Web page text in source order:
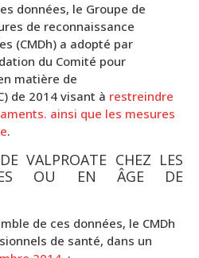
données, le Groupe de
de reconnaissance
(CMDh) a adopté par
du Comité pour
matière de
de 2014 visant à restreindre
ainsi que les mesures
.
VALPROATE CHEZ LES
OU EN ÂGE DE
de ces données, le CMDh
de santé, dans un